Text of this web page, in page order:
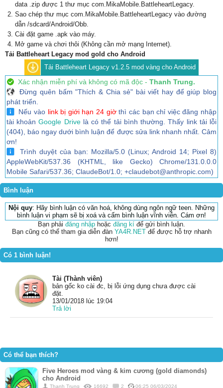
data .zip được 1 thư mục com.MikaMobile.BattleheartLegacy.
Sao chép thư mục com.MikaMobile.BattleheartLegacy vào đường
dẫn /sdcard/Android/Obb.
Cài đặt game .apk vào máy.
Mở game và chơi thôi (Không cần mở mạng Internet).
Tải Battleheart Legacy mod gold cho Android
Tải Battleheart Legacy v1.2.5 mod vàng cho Android
Xác nhận miễn phí và không có mã độc - Thanh Trung.
Đừng quên bấm "Thích & Chia sẻ" bài viết hay để giúp blog
phát triển.
Nếu vào link bị giới hạn 24 giờthì các bạn chỉ việc đăng nhập
tài khoảnGoogle Drivelà có thể tải bình thường. Thấy link tải lỗi
(404), báo ngay dưới bình luận để được sửa link nhanh nhất. Cảm
ơn!
Trình duyệt của bạn: Mozilla/5.0 (Linux; Android 14; Pixel 8)
AppleWebKit/537.36 (KHTML, like Gecko) Chrome/131.0.0.0
Mobile Safari/537.36; ClaudeBot/1.0; +claudebot@anthropic.com)
Bình luận
Nội quy: Hãy bình luận có văn hoá, không dùng ngôn ngữ teen. Những
bình luận vi phạm sẽ bị xoá và cấm bình luận vĩnh viễn. Cám ơn!
Bạn phải đăng nhập hoặc đăng kí để gửi bình luận.
Bạn cũng có thể tham gia diễn đàn YA4R.NETđể được hỗ trợ nhanh
hơn!
Có 1 bình luận!
Tài (Thành viên)
bản gốc ko cài đc, bị lỗi ứng dụng chưa được cài
đặt.
13/01/2018 lúc 19:04
Trả lời
Có thể bạn thích?
Five Heroes mod vàng & kim cương (gold diamonds)
cho Android
Thanh Trung 16692 2 06:25 06/03/2024